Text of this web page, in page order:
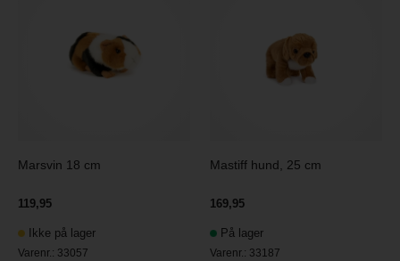
Marsvin 18 cm
119,95
Ikke på lager
Varenr.: 33057
Mastiff hund, 25 cm
169,95
På lager
Varenr.: 33187